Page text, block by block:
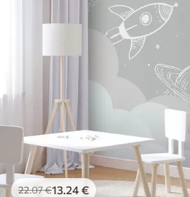
22.07€13.24€